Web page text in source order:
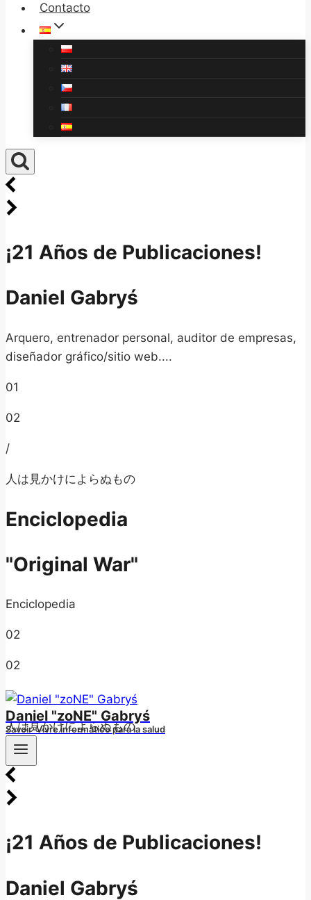
Contacto
¡21 Años de Publicaciones!
Daniel Gabryś
Arquero, entrenador personal, auditor de empresas,
diseñador gráfico/sitio web....
01
02
/
人は見かけによらぬもの
Enciclopedia
"Original War"
Enciclopedia
02
02
/
人は見かけによらぬもの
Daniel "zoNE" Gabryś
Savoir-Vivre informático para la salud
¡21 Años de Publicaciones!
Daniel Gabryś